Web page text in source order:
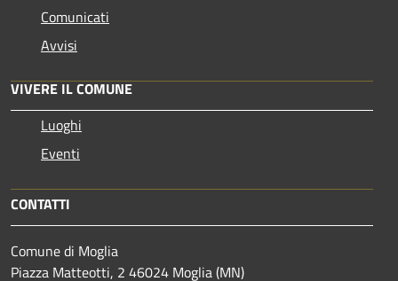
Comunicati
Avvisi
VIVERE IL COMUNE
Luoghi
Eventi
CONTATTI
Comune di Moglia
Piazza Matteotti, 2 46024 Moglia (MN)